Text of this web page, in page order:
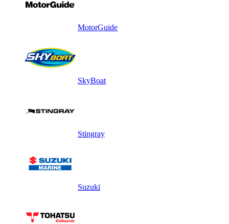
MotorGuide
SkyBoat
Stingray
Suzuki